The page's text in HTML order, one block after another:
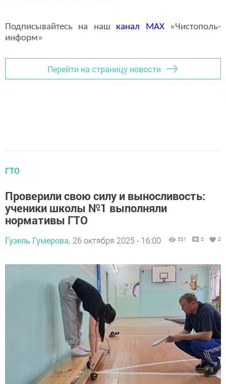
Подписывайтесь на наш канал MAX«Чистополь-
информ»
Перейти на страницу новости
ГТО
Проверили свою силу и выносливость:
ученики школы №1 выполняли
нормативы ГТО
Гузель Гумерова, 26 октября 2025 - 16:00 531 0 0